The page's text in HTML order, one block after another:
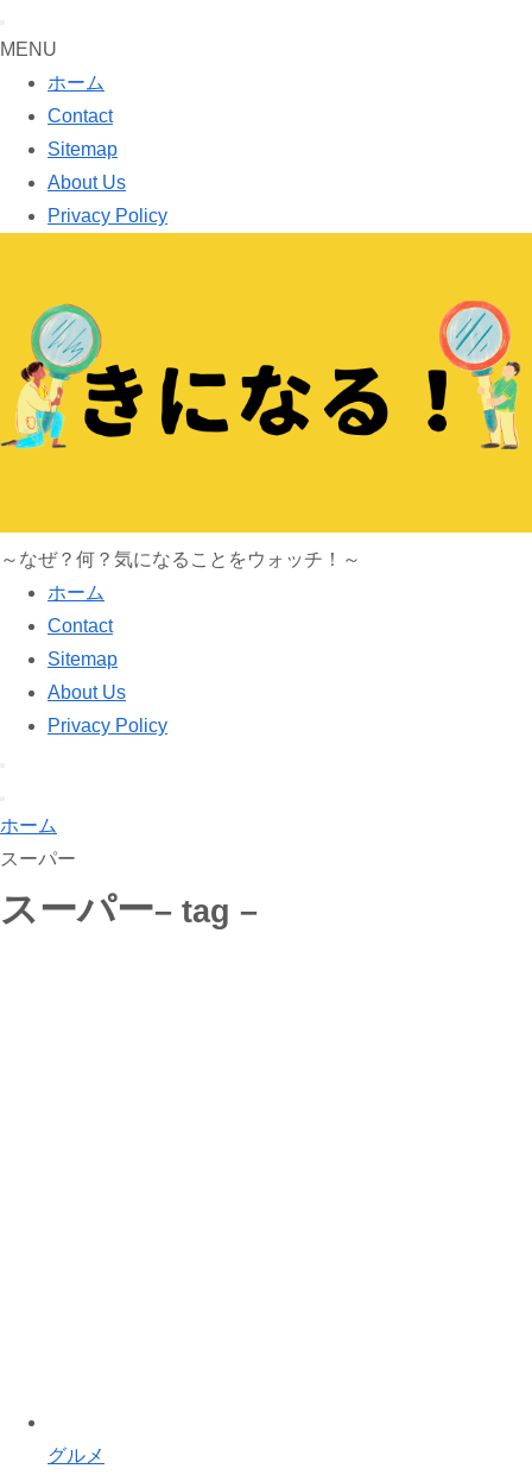
MENU
ホーム
Contact
Sitemap
About Us
Privacy Policy
～なぜ？何？気になることをウォッチ！～
ホーム
Contact
Sitemap
About Us
Privacy Policy
ホーム
スーパー
スーパー– tag –
グルメ